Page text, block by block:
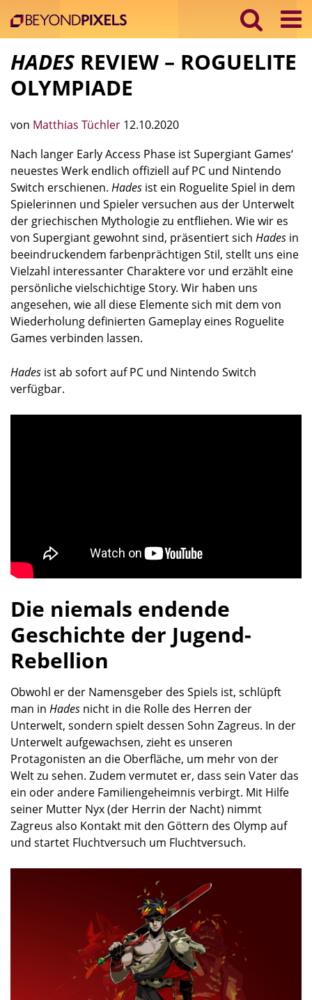
HADES REVIEW – ROGUELITE
OLYMPIADE
von Matthias Tüchler 12.10.2020
Nach langer Early Access Phase ist Supergiant Games‘
neuestes Werk endlich offiziell auf PC und Nintendo
Switch erschienen. Hades ist ein Roguelite Spiel in dem
Spielerinnen und Spieler versuchen aus der Unterwelt
der griechischen Mythologie zu entfliehen. Wie wir es
von Supergiant gewohnt sind, präsentiert sich Hades in
beeindruckendem farbenprächtigen Stil, stellt uns eine
Vielzahl interessanter Charaktere vor und erzählt eine
persönliche vielschichtige Story. Wir haben uns
angesehen, wie all diese Elemente sich mit dem von
Wiederholung definierten Gameplay eines Roguelite
Games verbinden lassen.
Hades ist ab sofort auf PC und Nintendo Switch
verfügbar.
Die niemals endende
Geschichte der Jugend-
Rebellion
Obwohl er der Namensgeber des Spiels ist, schlüpft
man in Hades nicht in die Rolle des Herren der
Unterwelt, sondern spielt dessen Sohn Zagreus. In der
Unterwelt aufgewachsen, zieht es unseren
Protagonisten an die Oberfläche, um mehr von der
Welt zu sehen. Zudem vermutet er, dass sein Vater das
ein oder andere Familiengeheimnis verbirgt. Mit Hilfe
seiner Mutter Nyx (der Herrin der Nacht) nimmt
Zagreus also Kontakt mit den Göttern des Olymp auf
und startet Fluchtversuch um Fluchtversuch.